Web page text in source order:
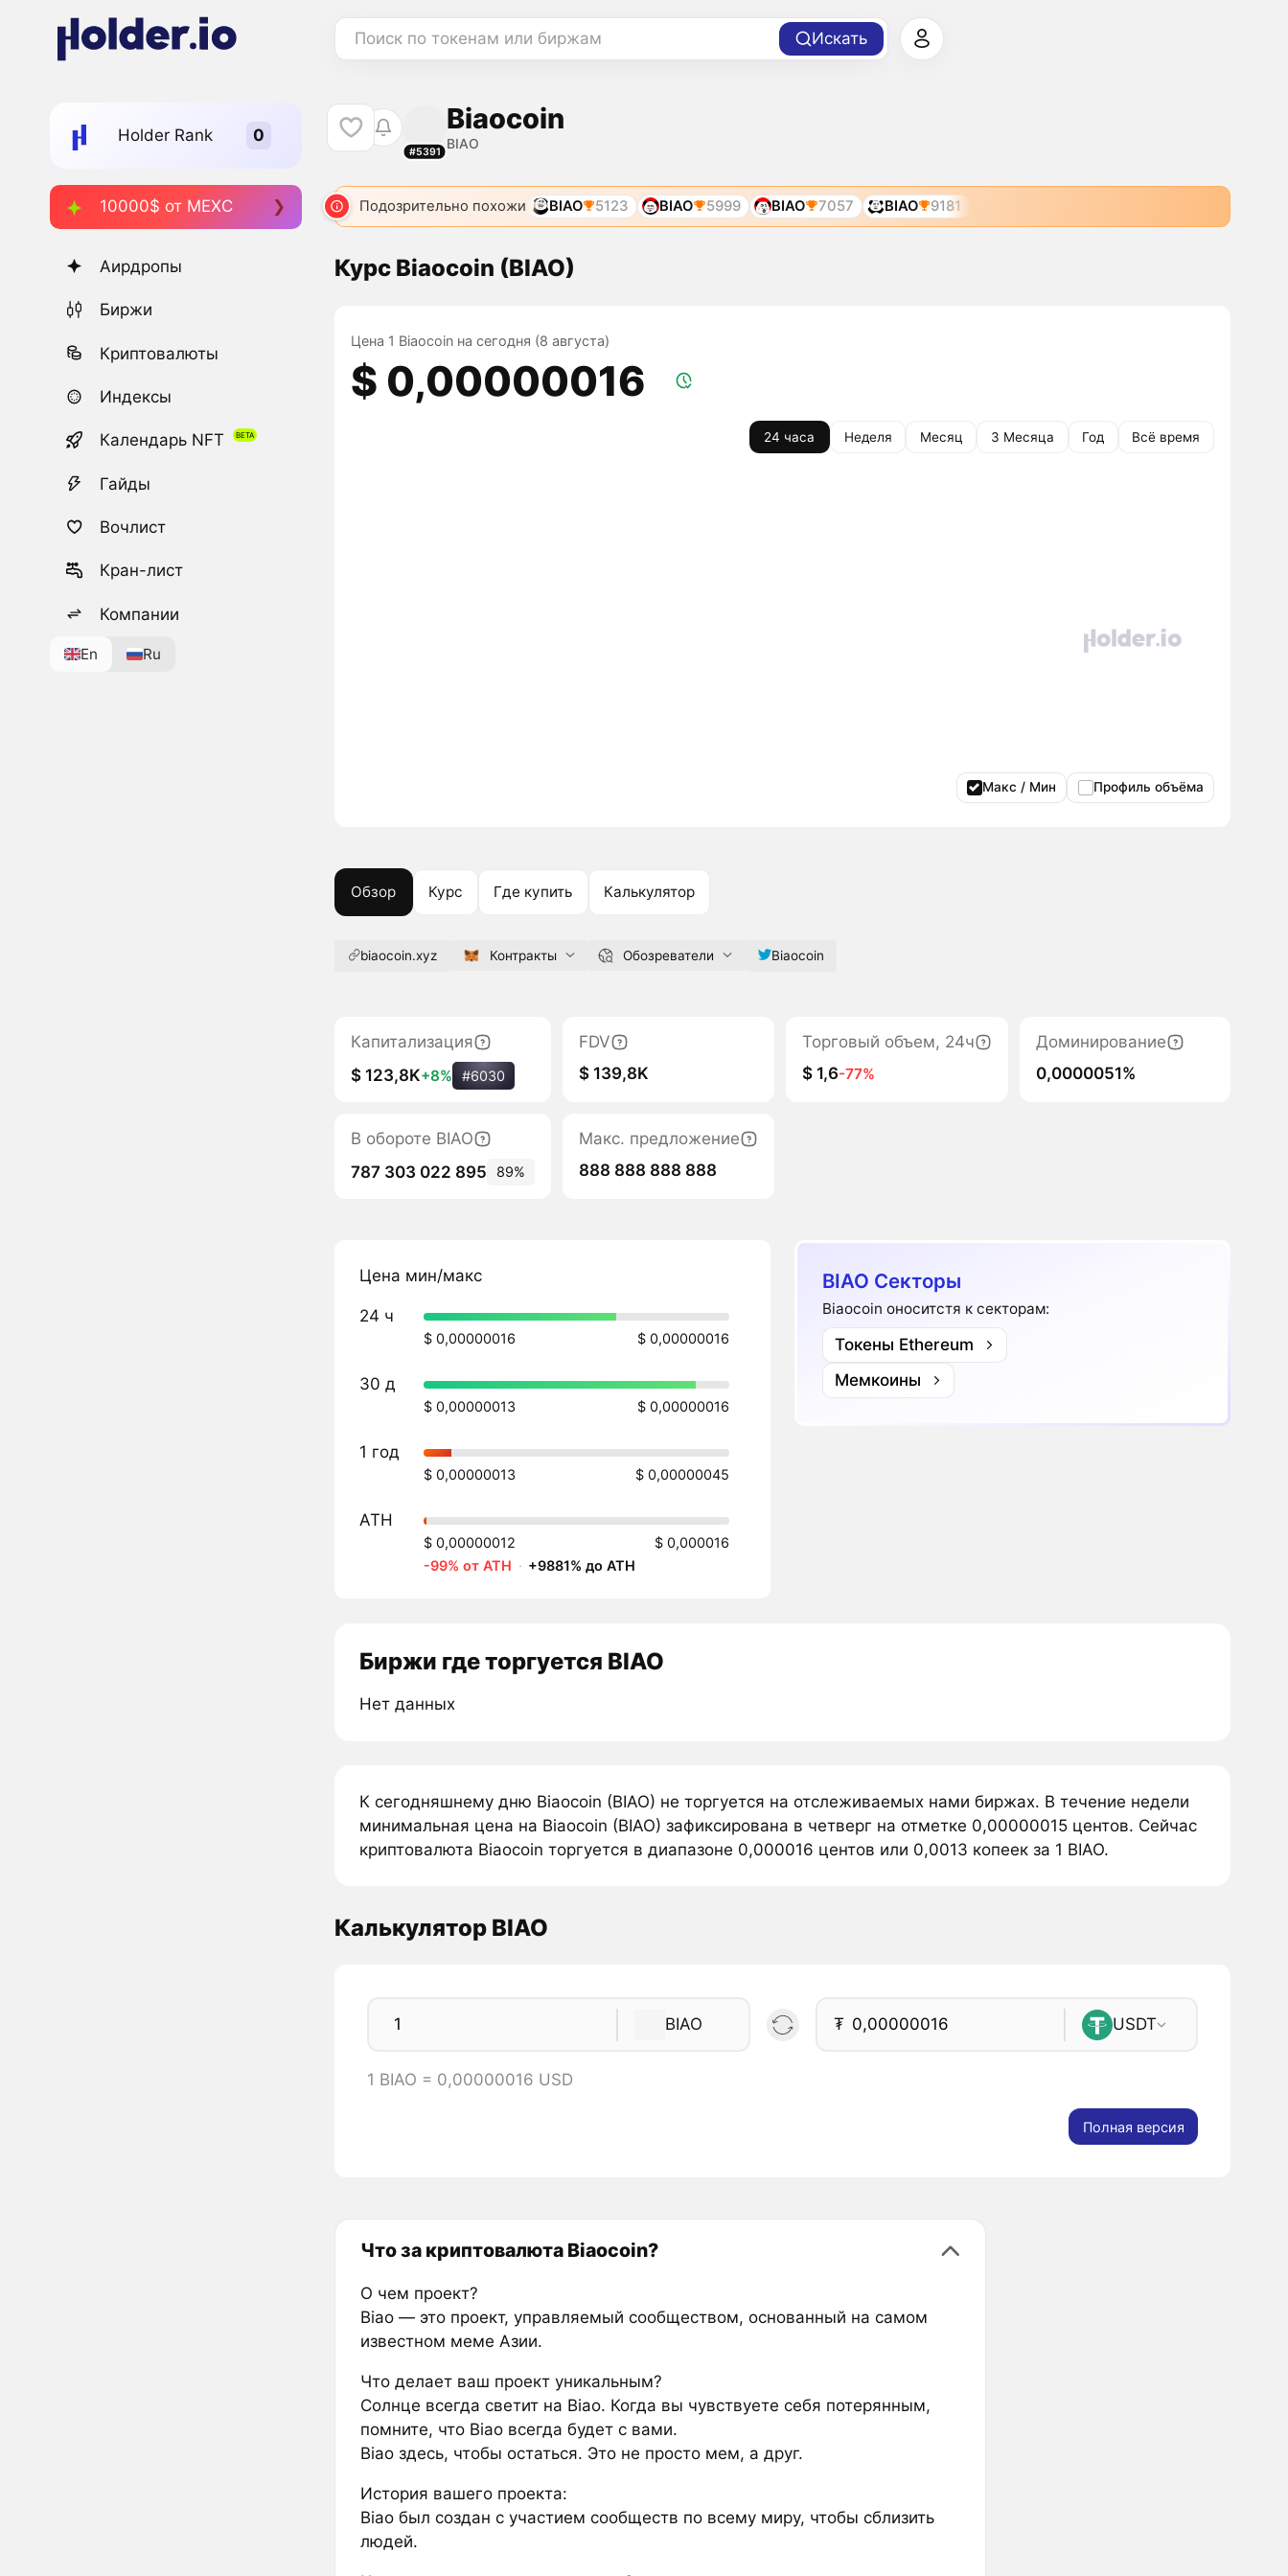
Поиск по токенам или биржам Искать
Holder Rank
10000$ от MEXC
Аирдропы
Биржи
Криптовалюты
Индексы
Календарь NFT
Гайды
Вочлист
Кран-лист
Компании
En Ru
#5391
Biaocoin
BIAO
Подозрительно похожи BIAO 5123 BIAO 5999 BIAO 7057 BIAO 9181
Курс Biaocoin (BIAO)
Цена 1 Biaocoin на сегодня (8 августа)
$ 0,00000016
24 часа Неделя Месяц 3 Месяца Год Всё время
Макс / Мин Профиль объёма
Обзор Курс Где купить Калькулятор
biaocoin.xyz Контракты Обозреватели Biaocoin
Капитализация
$ 123,8K+8% #6030
FDV
$ 139,8K
Торговый объем, 24ч
$ 1,6-77%
Доминирование
0,0000051%
В обороте BIAO
787 303 022 895
89%
Макс. предложение
888 888 888 888
Цена мин/макс
24 ч
$ 0,00000016 $ 0,00000016
30 д
$ 0,00000013 $ 0,00000016
1 год
$ 0,00000013 $ 0,00000045
ATH
$ 0,00000012
$ 0,000016
-99% от ATH · +9881% до ATH
BIAO Секторы
Biaocoin оноситстя к секторам:
Токены Ethereum
Мемкоины
Биржи где торгуется BIAO
Нет данных
К сегодняшнему дню Biaocoin (BIAO) не торгуется на отслеживаемых нами биржах. В течение недели
минимальная цена на Biaocoin (BIAO) зафиксирована в четверг на отметке 0,00000015 центов. Сейчас
криптовалюта Biaocoin торгуется в диапазоне 0,000016 центов или 0,0013 копеек за 1 BIAO.
Калькулятор BIAO
BIAO ₮ USDT
1 BIAO = 0,00000016 USD
Полная версия
Что за криптовалюта Biaocoin?
О чем проект?
Biao — это проект, управляемый сообществом, основанный на самом
известном меме Азии.
Что делает ваш проект уникальным?
Солнце всегда светит на Biao. Когда вы чувствуете себя потерянным,
помните, что Biao всегда будет с вами.
Biao здесь, чтобы остаться. Это не просто мем, а друг.
История вашего проекта:
Biao был создан с участием сообществ по всему миру, чтобы сблизить
людей.